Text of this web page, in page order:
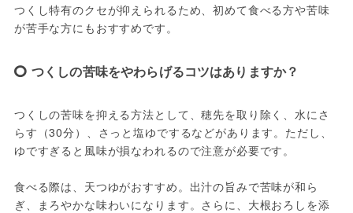
つくし特有のクセが抑えられるため、初めて食べる方や苦味
が苦手な方にもおすすめです。
つくしの苦味をやわらげるコツはありますか？
つくしの苦味を抑える方法として、穂先を取り除く、水にさ
らす（30分）、さっと塩ゆでするなどがあります。ただし、
ゆですぎると風味が損なわれるので注意が必要です。
食べる際は、天つゆがおすすめ。出汁の旨みで苦味が和ら
ぎ、まろやかな味わいになります。さらに、大根おろしを添